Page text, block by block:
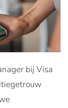
bij Visa